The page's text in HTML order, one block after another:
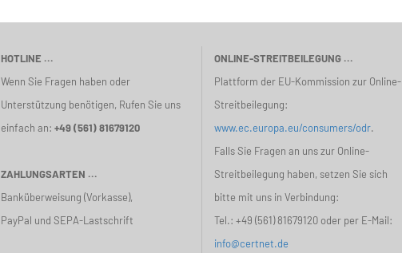
HOTLINE ...
Wenn Sie Fragen haben oder
Unterstützung benötigen, Rufen Sie uns
einfach an: +49 (561) 81679120
ZAHLUNGSARTEN ...
Banküberweisung (Vorkasse),
PayPal und SEPA-Lastschrift
ONLINE-STREITBEILEGUNG ...
Plattform der EU-Kommission zur Online-
Streitbeilegung:
www.ec.europa.eu/consumers/odr.
Falls Sie Fragen an uns zur Online-
Streitbeilegung haben, setzen Sie sich
bitte mit uns in Verbindung:
Tel.: +49 (561) 81679120 oder per E-Mail:
info@certnet.de